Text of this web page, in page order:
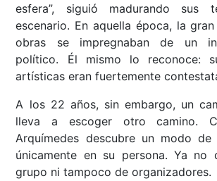
esfera”, siguió madurando sus
escenario. En aquella época, la
obras se impregnaban de un
político. Él mismo lo reconoce:
artísticas eran fuertemente
A los 22 años, sin embargo, un
lleva a escoger otro camino.
Arquímedes descubre un modo
únicamente en su persona. Ya no
grupo ni tampoco de organizadores.